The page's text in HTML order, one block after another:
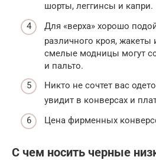
шорты, леггинсы и капри.
Для «верха» хорошо
различного кроя,
смелые модницы могут
и пальто.
Никто не сочтет вас
увидит в конверсах и
Цена фирменных
С чем носить черные